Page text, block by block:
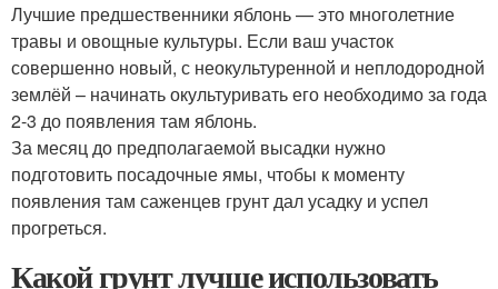
Лучшие предшественники яблонь — это многолетние
травы и овощные культуры. Если ваш участок
совершенно новый, с неокультуренной и неплодородной
землёй – начинать окультуривать его необходимо за года
2-3 до появления там яблонь.
За месяц до предполагаемой высадки нужно
подготовить посадочные ямы, чтобы к моменту
появления там саженцев грунт дал усадку и успел
прогреться.
Какой грунт лучше использовать